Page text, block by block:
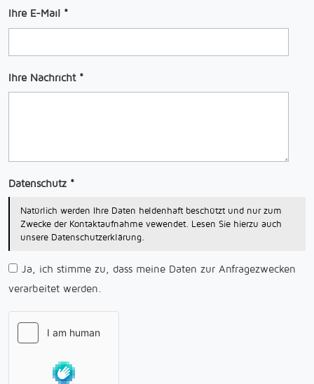
Ihre E-Mail *
Ihre Nachricht *
Datenschutz *
Natürlich werden Ihre Daten heldenhaft beschützt und nur zum
Zwecke der Kontaktaufnahme vewendet. Lesen Sie hierzu auch
unsere Datenschutzerklärung.
Ja, ich stimme zu, dass meine Daten zur Anfragezwecken
verarbeitet werden.